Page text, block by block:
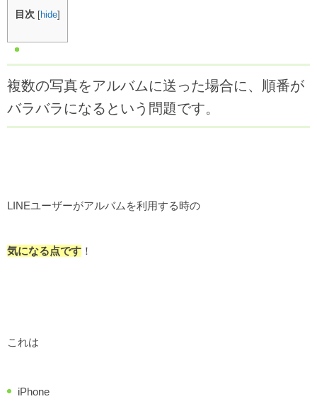
目次 [hide]
複数の写真をアルバムに送った場合に、順番が
バラバラになるという問題です。
LINEユーザーがアルバムを利用する時の
気になる点です ！
これは
iPhone